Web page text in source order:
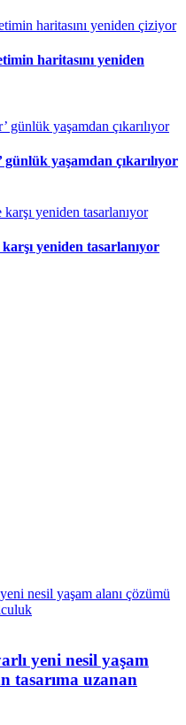
haritasını yeniden
günlük yaşamdan çıkarılıyor
yeniden tasarlanıyor
yeni nesil yaşam
tasarıma uzanan